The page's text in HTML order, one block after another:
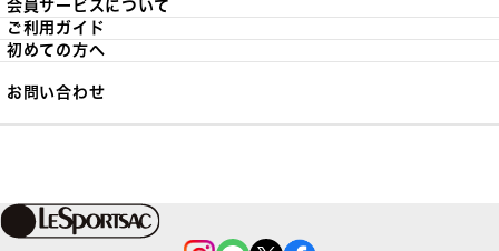
会員サービスについて
ご利用ガイド
初めての方へ
お問い合わせ